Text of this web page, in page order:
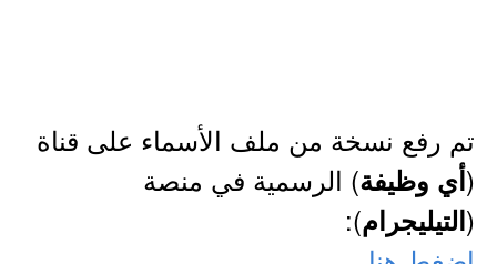
تم رفع نسخة من ملف الأسماء على قناة
(أي وظيفة) الرسمية في منصة
(التيليجرام):